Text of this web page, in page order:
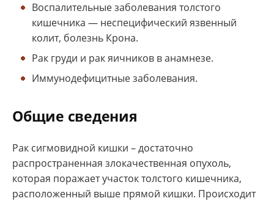
Воспалительные заболевания толстого
кишечника — неспецифический язвенный
колит, болезнь Крона.
Рак груди и рак яичников в анамнезе.
Иммунодефицитные заболевания.
Общие сведения
Рак сигмовидной кишки – достаточно
распространенная злокачественная опухоль,
которая поражает участок толстого кишечника,
расположенный выше прямой кишки. Происходит